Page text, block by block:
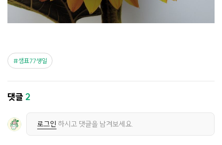
샘표77생일
댓글2
로그인 하시고 댓글을 남겨보세요.